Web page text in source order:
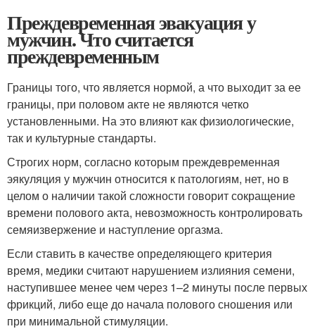
Преждевременная эвакуация у
мужчин. Что считается
преждевременным
Границы того, что является нормой, а что выходит за ее
границы, при половом акте не являются четко
установленными. На это влияют как физиологические,
так и культурные стандарты.
Строгих норм, согласно которым преждевременная
эякуляция у мужчин относится к патологиям, нет, но в
целом о наличии такой сложности говорит сокращение
времени полового акта, невозможность контролировать
семяизвержение и наступление оргазма.
Если ставить в качестве определяющего критерия
время, медики считают нарушением излияния семени,
наступившее менее чем через 1–2 минуты после первых
фрикций, либо еще до начала полового сношения или
при минимальной стимуляции.